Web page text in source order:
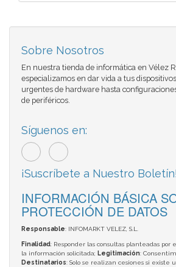
Sobre Nosotros
En nuestra tienda de informática en Vélez
especializamos en dar vida a tus
urgentes de hardware hasta
de periféricos.
Síguenos en:
¡Suscríbete a Nuestro Boletín!
INFORMACIÓN BÁSICA
PROTECCIÓN DE DATOS
Responsable: INFOMARKT VELEZ, S.L.
Finalidad: Responder las consultas planteadas por
la información solicitada; Legitimación:
Destinatarios: Solo se realizan cesiones si existe